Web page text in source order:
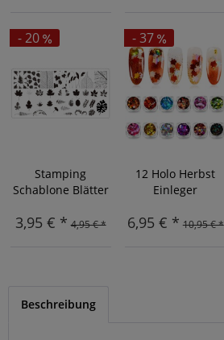
- 20
Stamping
Schablone Blätter
3,95 € * 4,95 € *
- 37
12 Holo Herbst
Einleger
6,95 € * 10,95 € *
Beschreibung